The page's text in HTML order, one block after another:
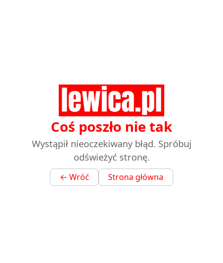
Coś poszło nie tak
Wystąpił nieoczekiwany błąd. Spróbuj
odświeżyć stronę.
← Wróć Strona główna